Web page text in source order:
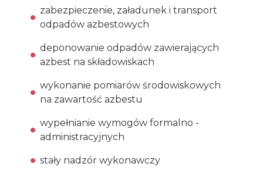
zabezpieczenie, załadunek i transport
odpadów azbestowych
deponowanie odpadów zawierających
azbest na składowiskach
wykonanie pomiarów środowiskowych
na zawartość azbestu
wypełnianie wymogów formalno -
administracyjnych
stały nadzór wykonawczy